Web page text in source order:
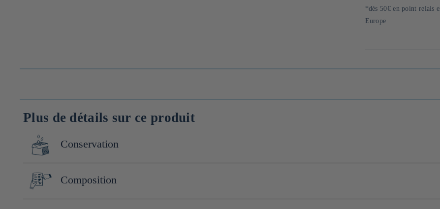
de
paiement
*dès 50€ en point relais
Europe
Plus de détails sur ce produit
Conservation
Conserver à l'abri de la lumière, de la chaleur et de l'humidité.
Composition